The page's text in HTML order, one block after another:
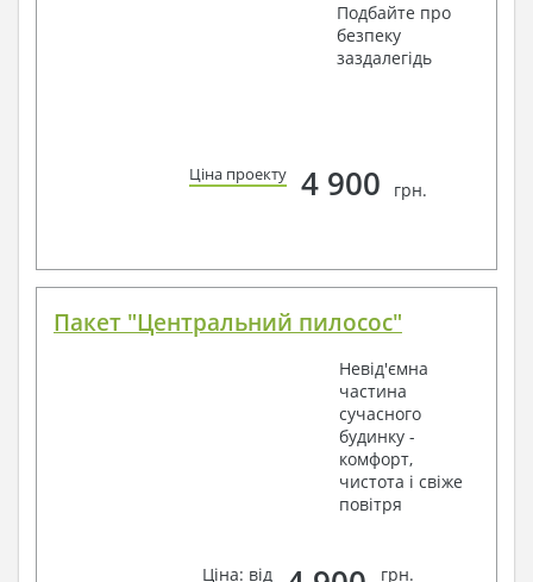
Подбайте про
безпеку
заздалегідь
Ціна проекту 4 900 грн.
Пакет "Центральний пилосос"
Невід'ємна
частина
сучасного
будинку -
комфорт,
чистота і свіже
повітря
Ціна: від грн.